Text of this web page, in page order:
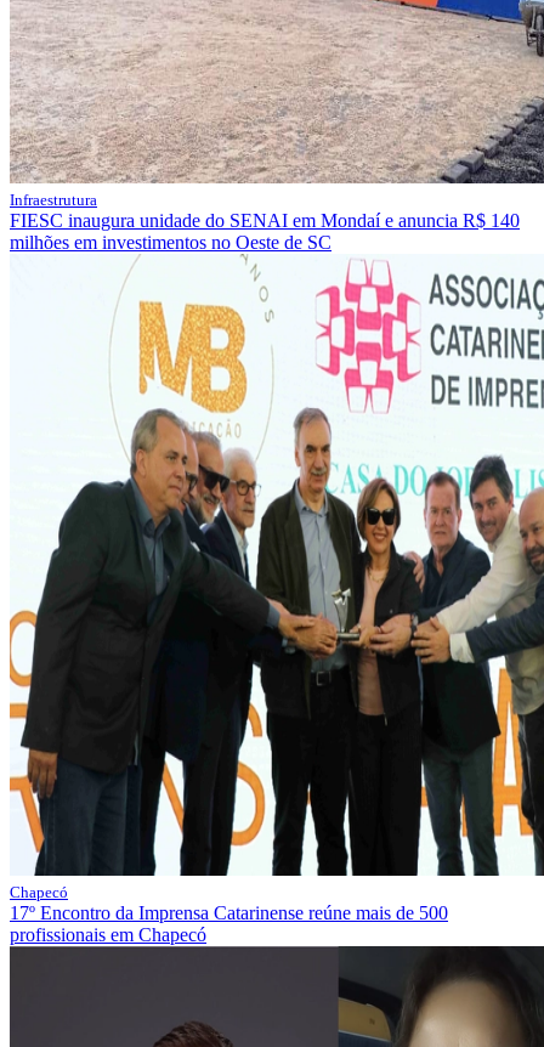
Infraestrutura
FIESC inaugura unidade do SENAI em Mondaí e anuncia R$ 140
milhões em investimentos no Oeste de SC
Chapecó
17º Encontro da Imprensa Catarinense reúne mais de 500
profissionais em Chapecó